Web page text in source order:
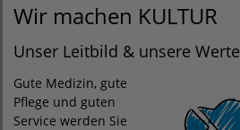
Wir machen KULTUR
Unser Leitbild & unsere Werte
Gute Medizin, gute
Pflege und guten
Service werden Sie